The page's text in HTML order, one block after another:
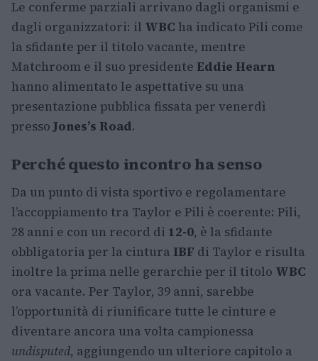
Le conferme parziali arrivano dagli organismi e
dagli organizzatori: il WBC ha indicato Pili come
la sfidante per il titolo vacante, mentre
Matchroom e il suo presidente Eddie Hearn
hanno alimentato le aspettative su una
presentazione pubblica fissata per venerdì
pressoJones’s Road.
Perché questo incontro ha senso
Da un punto di vista sportivo e regolamentare
l’accoppiamento tra Taylor e Pili è coerente: Pili,
28 anni e con un record di 12-0, è la sfidante
obbligatoria per la cintura IBF di Taylor e risulta
inoltre la prima nelle gerarchie per il titolo WBC
ora vacante. Per Taylor, 39 anni, sarebbe
l’opportunità di riunificare tutte le cinture e
diventare ancora una volta campionessa
undisputed, aggiungendo un ulteriore capitolo a